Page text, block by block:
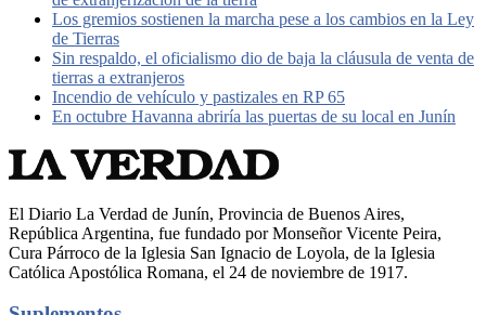
Los gremios sostienen la marcha pese a los cambios en la Ley
de Tierras
Sin respaldo, el oficialismo dio de baja la cláusula de venta de
tierras a extranjeros
Incendio de vehículo y pastizales en RP 65
En octubre Havanna abriría las puertas de su local en Junín
El Diario La Verdad de Junín, Provincia de Buenos Aires,
República Argentina, fue fundado por Monseñor Vicente Peira,
Cura Párroco de la Iglesia San Ignacio de Loyola, de la Iglesia
Católica Apostólica Romana, el 24 de noviembre de 1917.